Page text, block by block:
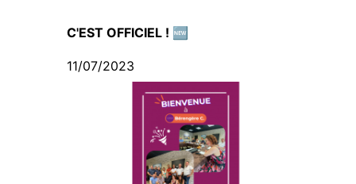
C'EST OFFICIEL ! 🆕
11/07/2023